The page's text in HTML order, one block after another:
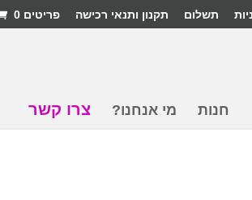
תשלום תקנון ותנאי רכישה פריטים 0
חנות מי אנחנו? צרו קשר